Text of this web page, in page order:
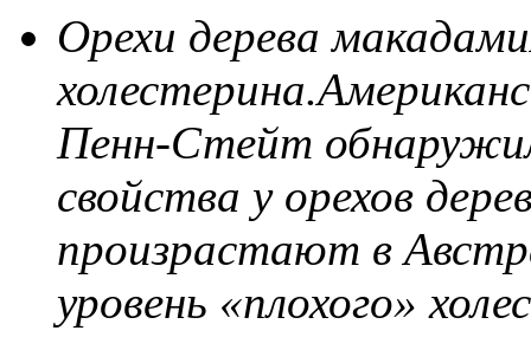
Орехи дерева
Пенн-Стейт
свойства у орехов
произрастают в
уровень «плохого»